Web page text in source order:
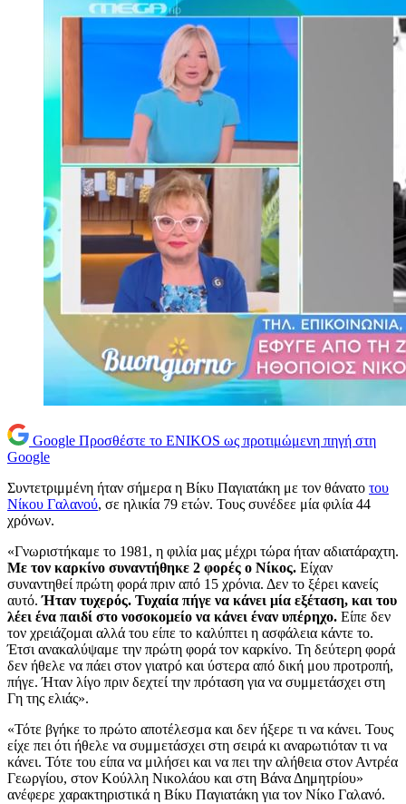
Google Προσθέστε το ENIKOS ως προτιμώμενη πηγή στη
Google
Συντετριμμένη ήταν σήμερα η Βίκυ Παγιατάκη με τον θάνατο του
Νίκου Γαλανού, σε ηλικία 79 ετών. Τους συνέδεε μία φιλία 44
χρόνων.
«Γνωριστήκαμε το 1981, η φιλία μας μέχρι τώρα ήταν αδιατάραχτη.
Με τον καρκίνο συναντήθηκε 2 φορές ο Νίκος. Είχαν
συναντηθεί πρώτη φορά πριν από 15 χρόνια. Δεν το ξέρει κανείς
αυτό.Ήταν τυχερός. Τυχαία πήγε να κάνει μία εξέταση, και του
λέει ένα παιδί στο νοσοκομείο να κάνει έναν υπέρηχο. Είπε δεν
τον χρειάζομαι αλλά του είπε το καλύπτει η ασφάλεια κάντε το.
Έτσι ανακαλύψαμε την πρώτη φορά τον καρκίνο. Τη δεύτερη φορά
δεν ήθελε να πάει στον γιατρό και ύστερα από δική μου προτροπή,
πήγε. Ήταν λίγο πριν δεχτεί την πρόταση για να συμμετάσχει στη
Γη της ελιάς».
«Τότε βγήκε το πρώτο αποτέλεσμα και δεν ήξερε τι να κάνει. Τους
είχε πει ότι ήθελε να συμμετάσχει στη σειρά κι αναρωτιόταν τι να
κάνει. Τότε του είπα να μιλήσει και να πει την αλήθεια στον Αντρέα
Γεωργίου, στον Κούλλη Νικολάου και στη Βάνα Δημητρίου»
ανέφερε χαρακτηριστικά η Βίκυ Παγιατάκη για τον Νίκο Γαλανό.